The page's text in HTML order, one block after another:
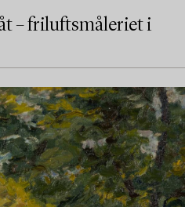
– friluftsmåleriet i